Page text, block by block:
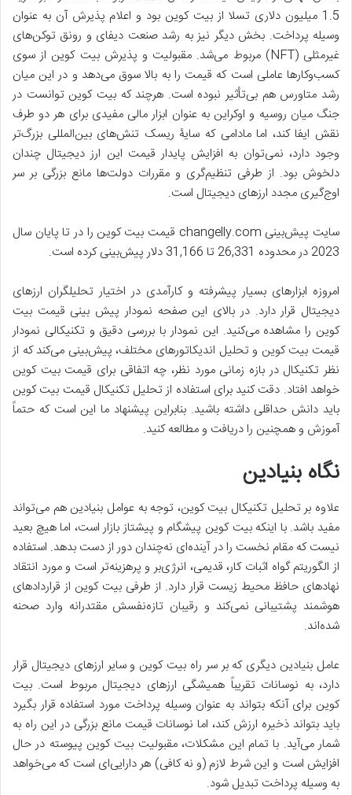
1.5 میلیون دلاری تسلا از بیت کوین بود و اعلام پذیرش آن به عنوان
وسیله پرداخت. بخش دیگر نیز به رشد صنعت دیفای و رونق توکن‌های
غیرمثلی (NFT) مربوط می‌شد. مقبولیت و پذیرش بیت کوین از سوی
کسب‌و‌کارها عاملی است که قیمت را به بالا سوق می‌دهد و در این میان
رشد متاورس هم بی‌تأثیر نبوده است. هرچند که بیت کوین توانست در
جنگ میان روسیه و اوکراین به عنوان ابزار مالی مفیدی برای هر دو طرف
نقش ایفا کند، اما مادامی که سایۀ ریسک تنش‌های بین‌المللی بزرگ‌تر
وجود دارد، نمی‌توان به افزایش پایدار قیمت این ارز دیجیتال چندان
دلخوش بود. از طرفی تنظیم‌گری و مقررات دولت‌ها مانع بزرگی بر سر
اوج‌گیری مجدد ارزهای دیجیتال است.
سایت پیش‌بینی changelly.com قیمت بیت کوین را در تا پایان سال
2023 در محدوده 26,331 تا 31,166 دلار پیش‌بینی کرده است.
امروزه ابزارهای بسیار پیشرفته و کارآمدی در اختیار تحلیلگران ارزهای
دیجیتال قرار دارد. در بالای این صفحه نمودار پیش بینی قیمت بیت
کوین را مشاهده می‌کنید. این نمودار با بررسی دقیق و تکنیکالی نمودار
قیمت بیت کوین و تحلیل اندیکاتورهای مختلف، پیش‌بینی می‌کند که از
نظر تکنیکال در بازه زمانی مورد نظر، چه اتفاقی برای قیمت بیت کوین
خواهد افتاد. دقت کنید برای استفاده از تحلیل تکنیکال قیمت بیت کوین
باید دانش حداقلی داشته باشید. بنابراین پیشنهاد ما این است که حتماً
آموزش و همچنین را دریافت و مطالعه کنید.
نگاه بنیادین
علاوه بر تحلیل تکنیکال بیت کوین، توجه به عوامل بنیادین هم می‌تواند
مفید باشد. با اینکه بیت کوین پیشگام و پیشتاز بازار است، اما هیچ بعید
نیست که مقام نخست را در آینده‌ای نه‌چندان دور از دست بدهد. استفاده
از الگوریتم گواه اثبات کار، قدیمی، انرژی‌بر و پرهزینه‌تر است و مورد انتقاد
نهادهای حافظ محیط زیست قرار دارد. از طرفی بیت کوین از قراردادهای
هوشمند پشتیبانی نمی‌کند و رقیبان تازه‌نفسش مقتدرانه وارد صحنه
شده‌اند.
عامل بنیادین دیگری که بر سر راه بیت کوین و سایر ارزهای دیجیتال قرار
دارد، به نوسانات تقریباً همیشگی ارزهای دیجیتال مربوط است. بیت
کوین برای آنکه بتواند به عنوان وسیله پرداخت مورد استفاده قرار بگیرد
باید بتواند ذخیره ارزش کند، اما نوسانات قیمت مانع بزرگی در این راه به
شمار می‌آید. با تمام این مشکلات، مقبولیت بیت کوین پیوسته در حال
افزایش است و این شرط لازم (و نه کافی) هر دارایی‌ای است که می‌خواهد
به وسیله پرداخت تبدیل شود.